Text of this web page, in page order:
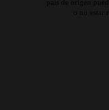
país de origen
o no estar